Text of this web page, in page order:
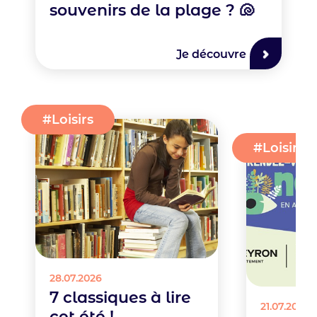
souvenirs de la plage ? 🐚
Je découvre
Type
d'actualitéLoisirs
Image
28.07.2026
7 classiques à lire
Type
d'actualité
Loisirs
Image
21.07.2026